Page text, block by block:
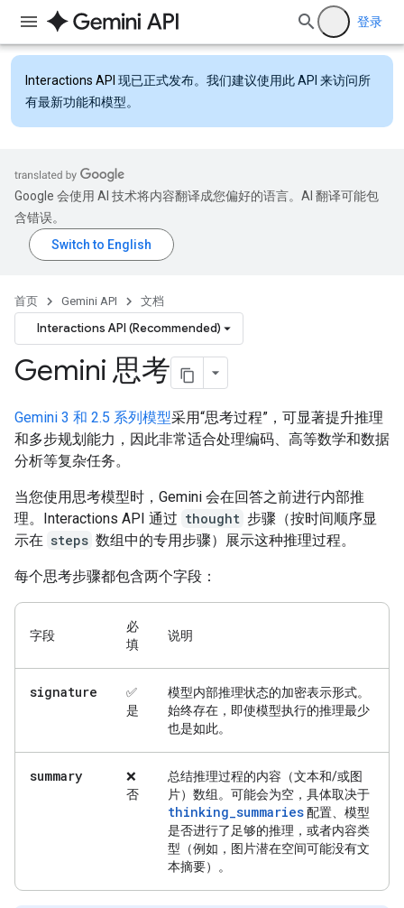
登录
Interactions API 现已正式发布。我们建议使用此 API 来访问所
有最新功能和模型。
Google 会使用 AI 技术将内容翻译成您偏好的语言。AI 翻译可能包
含错误。
首页 Gemini API 文档
Interactions API (Recommended)
Gemini 思考
Gemini 3 和 2.5 系列模型采用“思考过程”，可显著提升推理
和多步规划能力，因此非常适合处理编码、高等数学和数据
分析等复杂任务。
当您使用思考模型时，Gemini 会在回答之前进行内部推
理。Interactions API 通过 thought 步骤（按时间顺序显
示在 steps 数组中的专用步骤）展示这种推理过程。
每个思考步骤都包含两个字段：
字段
必
填
说明
signature
✅
是
模型内部推理状态的加密表示形式。
始终存在，即使模型执行的推理最少
也是如此。
summary
❌
否
总结推理过程的内容（文本和/或图
片）数组。可能会为空，具体取决于
thinking_summaries配置、模型
是否进行了足够的推理，或者内容类
型（例如，图片潜在空间可能没有文
本摘要）。